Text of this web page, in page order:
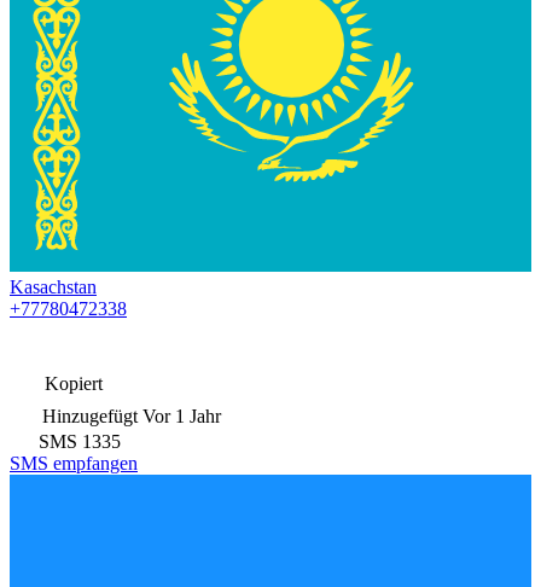
Kasachstan
+77780472338
Kopiert
Hinzugefügt Vor 1 Jahr
SMS 1335
SMS empfangen